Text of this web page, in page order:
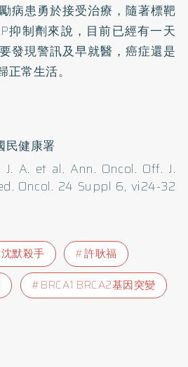
病患勇於接受治療，隨著標靶
抑制劑來說，目前已經有一天
發現警訊及早就醫，癌症還是
常生活。
民健康署
J. A. et al. Ann. Oncol. Off. J.
Oncol. 24 Suppl 6, vi24-32
默殺手
許耿福
BRCA1 BRCA2基因突變